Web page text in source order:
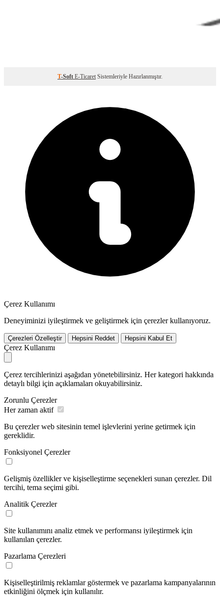
T-Soft E-Ticaret Sistemleriyle Hazırlanmıştır.
Çerez Kullanımı
Deneyiminizi iyileştirmek ve geliştirmek için çerezler kullanıyoruz.
Çerezleri Özelleştir Hepsini Reddet Hepsini Kabul Et
Çerez Kullanımı
Çerez tercihlerinizi aşağıdan yönetebilirsiniz. Her kategori hakkında
detaylı bilgi için açıklamaları okuyabilirsiniz.
Zorunlu Çerezler
Her zaman aktif
Bu çerezler web sitesinin temel işlevlerini yerine getirmek için
gereklidir.
Fonksiyonel Çerezler
Gelişmiş özellikler ve kişiselleştirme seçenekleri sunan çerezler. Dil
tercihi, tema seçimi gibi.
Analitik Çerezler
Site kullanımını analiz etmek ve performansı iyileştirmek için
kullanılan çerezler.
Pazarlama Çerezleri
Kişiselleştirilmiş reklamlar göstermek ve pazarlama kampanyalarının
etkinliğini ölçmek için kullanılır.